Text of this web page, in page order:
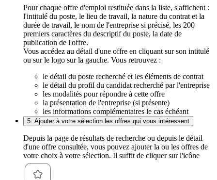
Pour chaque offre d'emploi restituée dans la liste, s'affichent :
l'intitulé du poste, le lieu de travail, la nature du contrat et la
durée de travail, le nom de l'entreprise si précisé, les 200
premiers caractères du descriptif du poste, la date de
publication de l'offre.
Vous accédez au détail d'une offre en cliquant sur son intitulé
ou sur le logo sur la gauche. Vous retrouvez :
le détail du poste recherché et les éléments de contrat
le détail du profil du candidat recherché par l'entreprise
les modalités pour répondre à cette offre
la présentation de l'entreprise (si présente)
les informations complémentaires le cas échéant
5. Ajouter à votre sélection les offres qui vous intéressent
Depuis la page de résultats de recherche ou depuis le détail
d'une offre consultée, vous pouvez ajouter la ou les offres de
votre choix à votre sélection. Il suffit de cliquer sur l'icône